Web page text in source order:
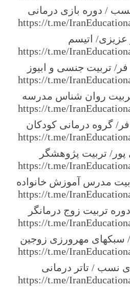
https://t.me/
https://t.me/
https://t.me/
https://t.me/
https://t.me/
https://t.me/
https://t.me/
https://t.me/
https://t.me/
https://t.me/